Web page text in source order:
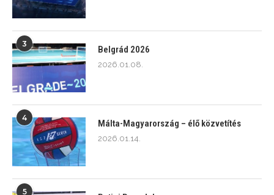
3
Belgrád 2026
2026.01.08.
4
Málta-Magyarország – élő közvetítés
2026.01.14.
5